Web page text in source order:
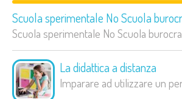
Scuola sperimentale No Scuola
Scuola sperimentale No Scuola
La didattica a distanza
Imparare ad utilizzare un